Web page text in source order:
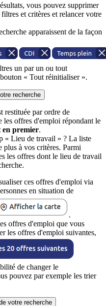
vous pouvez supprimer
et critères et relancer votre
apparaissent de la façon
un par un ou tout
« Tout réinitialiser ».
recherche
restituée par ordre de
les offres d'emploi répondant le
en premier.
« Lieu de travail » ? La liste
plus à vos critères. Parmi
les offres dont le lieu de travail
ces offres d'emploi via
en situation de
.
offres d'emploi que vous
les offres d'emploi suivantes,
de changer le
pouvez par exemple les trier
votre recherche